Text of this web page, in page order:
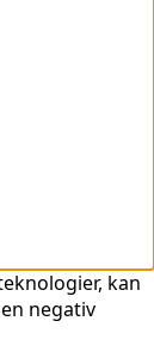
kan
negativ